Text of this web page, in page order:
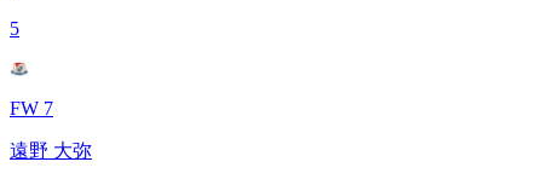
5
FW 7
遠野 大弥